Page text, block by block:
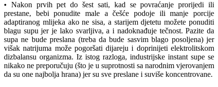
• Nakon prvih pet do šest sati, kad se povraćanje prorijedi ili
prestane, bebi ponudite male a češće podoje ili manje porcije
adaptiranog mlijeka ako ne sisa, a starijem djetetu možete ponuditi
blagu supu jer je lako svarljiva, a i nadoknađuje tečnost. Pazite da
supa ne bude preslana (treba da bude sasvim blago posoljena) jer
višak natrijuma može pogoršati dijareju i doprinijeti elektrolitskom
dizbalansu organizma. Iz istog razloga, industrijske instant supe se
nikako ne preporučuju (što je u suprotnosti sa narodnim vjerovanjem
da su one najbolja hrana) jer su sve preslane i suviše koncentrovane.